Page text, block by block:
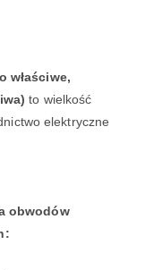
właściwe,
to wielkość
elektryczne
obwodów